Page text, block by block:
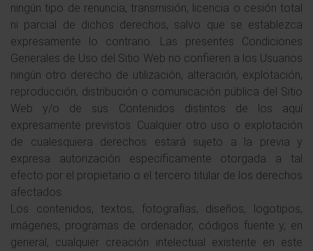
ningún tipo de renuncia, transmisión, licencia o cesión total
ni parcial de dichos derechos, salvo que se establezca
expresamente lo contrario. Las presentes Condiciones
Generales de Uso del Sitio Web no confieren a los Usuarios
ningún otro derecho de utilización, alteración, explotación,
reproducción, distribución o comunicación pública del Sitio
Web y/o de sus Contenidos distintos de los aquí
expresamente previstos. Cualquier otro uso o explotación
de cualesquiera derechos estará sujeto a la previa y
expresa autorización específicamente otorgada a tal
efecto por el propietario o el tercero titular de los derechos
afectados.
Los contenidos, textos, fotografías, diseños, logotipos,
imágenes, programas de ordenador, códigos fuente y, en
general, cualquier creación intelectual existente en este